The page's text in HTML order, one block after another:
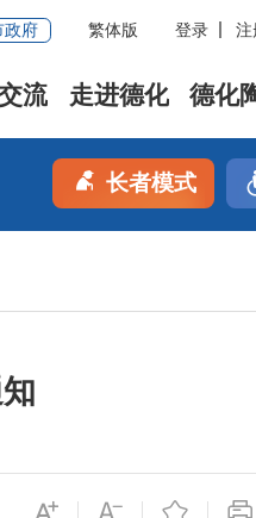
政府 繁体版 登录 注
流 走进德化 德化
长者模式